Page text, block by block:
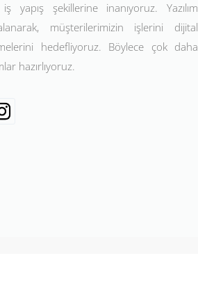
yapış şekillerine inanıyoruz. Yazılım
müşterilerimizin işlerini dijital
hedefliyoruz. Böylece çok daha
hazırlıyoruz.